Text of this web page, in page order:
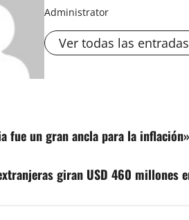
Administrator
Ver todas las entradas
fue un gran ancla para la
giran USD 460 millones